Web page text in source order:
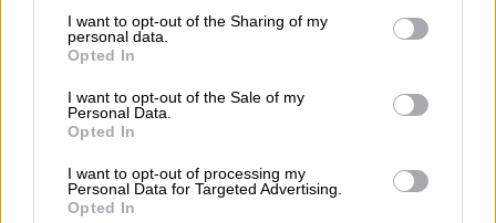
not limited to your visit or usage behaviour. You may click to
grant or deny consent to Google and its third-party tags to
use your data for below specified purposes in below Google
consent section.
I want to opt-out of the Sharing of my
personal data.
Opted In
I want to opt-out of the Sale of my
Personal Data.
Opted In
I want to opt-out of processing my
Personal Data for Targeted Advertising.
Opted In
με 4, στα ανατολικά 5 με 6 και από το
απόγευμα τοπικά 7 μποφόρ.
Θερμοκρασία: Από 09 έως 23 βαθμούς
Κελσίου.
ΝΗΣΙΑ ΙΟΝΙΟΥ, ΗΠΕΙΡΟΣ, ΔΥΤΙΚΗ ΣΤΕΡΕΑ,
ΔΥΤΙΚΗ ΠΕΛΟΠΟΝΝΗΣΟΣ